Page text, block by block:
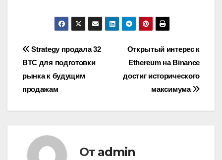
Навигация
по
записям
Открытый интерес к
Ethereum на Binance
достиг исторического
максимума
Strategy продала 32
BTC для подготовки
рынка к будущим
продажам
От admin